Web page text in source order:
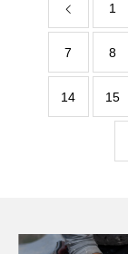
1
7 8
14 15